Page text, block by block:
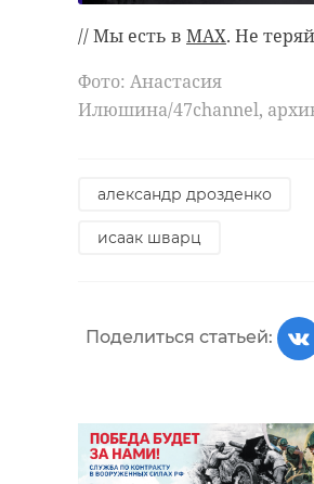
// Мы есть в MAX. Не
Фото: Анастасия
Илюшина/47channel,
александр дрозденко
исаак шварц
Поделиться статьей: